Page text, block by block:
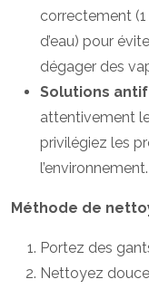
correctement
d’eau) pour
dégager des
Solutions
attentivement
privilégiez les
l’environnement.
Méthode de
Portez des
Nettoyez